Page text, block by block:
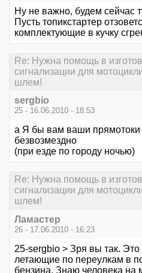
Ну не важно, будем сейчас
Пусть топикстартер
комплектующие в кучку
Re: Нужна помощь в
сигнализации для
шлем!
sergbio
25 - 16.06.2010 - 18:53
а Я бы вам ваши
безвозмездно
(при езде по городу ночью)
Re: Нужна помощь в
сигнализации для
шлем!
Ламастер
26 - 17.06.2010 - 16:23
25-sergbio > Зря вы так.
летающие по переулкам в
бензина. Знаю человека на